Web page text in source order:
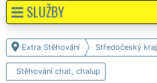
Extra Stěhování Středočeský kraj
Stěhování chat, chalup
SLUŽBY